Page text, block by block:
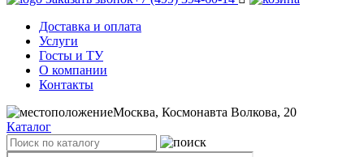
Доставка и оплата
Услуги
Госты и ТУ
О компании
Контакты
Москва, Космонавта Волкова, 20
Каталог